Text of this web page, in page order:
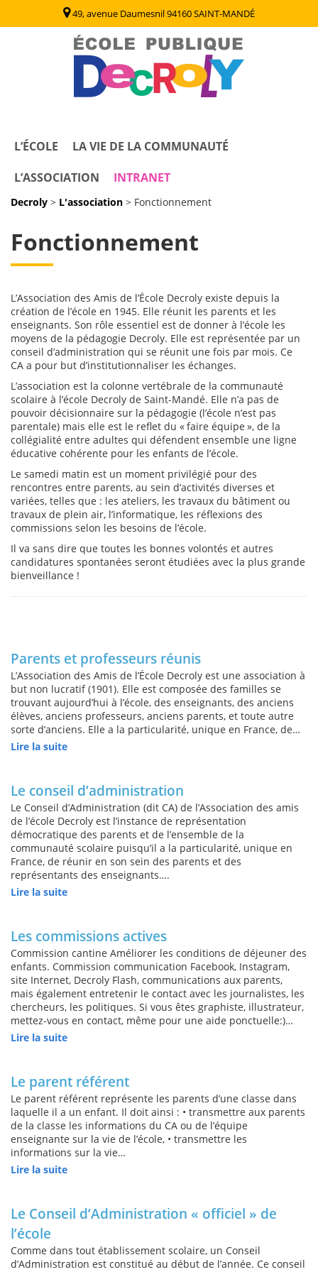
49, avenue Daumesnil 94160 SAINT-MANDÉ
L’ÉCOLE
LA VIE DE LA COMMUNAUTÉ
L’ASSOCIATION
INTRANET
Decroly > L'association > Fonctionnement
Fonctionnement
L’Association des Amis de l’École Decroly existe depuis la
création de l’école en 1945. Elle réunit les parents et les
enseignants. Son rôle essentiel est de donner à l’école les
moyens de la pédagogie Decroly. Elle est représentée par un
conseil d’administration qui se réunit une fois par mois. Ce
CA a pour but d’institutionnaliser les échanges.
L’association est la colonne vertébrale de la communauté
scolaire à l’école Decroly de Saint-Mandé. Elle n’a pas de
pouvoir décisionnaire sur la pédagogie (l’école n’est pas
parentale) mais elle est le reflet du « faire équipe », de la
collégialité entre adultes qui défendent ensemble une ligne
éducative cohérente pour les enfants de l’école.
Le samedi matin est un moment privilégié pour des
rencontres entre parents, au sein d’activités diverses et
variées, telles que : les ateliers, les travaux du bâtiment ou
travaux de plein air, l’informatique, les réflexions des
commissions selon les besoins de l’école.
Il va sans dire que toutes les bonnes volontés et autres
candidatures spontanées seront étudiées avec la plus grande
bienveillance !
Parents et professeurs réunis
L’Association des Amis de l’École Decroly est une association à
but non lucratif (1901). Elle est composée des familles se
trouvant aujourd’hui à l’école, des enseignants, des anciens
élèves, anciens professeurs, anciens parents, et toute autre
sorte d’anciens. Elle a la particularité, unique en France, de…
Lire la suite
Le conseil d’administration
Le Conseil d’Administration (dit CA) de l’Association des amis
de l’école Decroly est l’instance de représentation
démocratique des parents et de l’ensemble de la
communauté scolaire puisqu’il a la particularité, unique en
France, de réunir en son sein des parents et des
représentants des enseignants….
Lire la suite
Les commissions actives
Commission cantine Améliorer les conditions de déjeuner des
enfants. Commission communication Facebook, Instagram,
site Internet, Decroly Flash, communications aux parents,
mais également entretenir le contact avec les journalistes, les
chercheurs, les politiques. Si vous êtes graphiste, illustrateur,
mettez-vous en contact, même pour une aide ponctuelle:)…
Lire la suite
Le parent référent
Le parent référent représente les parents d’une classe dans
laquelle il a un enfant. Il doit ainsi : • transmettre aux parents
de la classe les informations du CA ou de l’équipe
enseignante sur la vie de l’école, • transmettre les
informations sur la vie…
Lire la suite
Le Conseil d’Administration « officiel » de
l’école
Comme dans tout établissement scolaire, un Conseil
d’Administration est constitué au début de l’année. Ce conseil